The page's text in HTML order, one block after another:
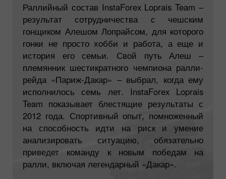
Раллийный состав InstaForex Loprais Team –
результат сотрудничества с чешским
гонщиком Алешом Лопрайсом, для которого
гонки не просто хобби и работа, а еще и
история его семьи. Свой путь Алеш –
племянник шестикратного чемпиона ралли-
рейда «Париж-Дакар» – выбрал, когда ему
исполнилось семь лет. InstaForex Loprais
Team показывает блестящие результаты с
2012 года. Спортивный опыт, помноженный
на способность идти на риск и умение
анализировать ситуацию, обязательно
приведет команду к новым победам на
ралли, включая легендарный «Дакар».